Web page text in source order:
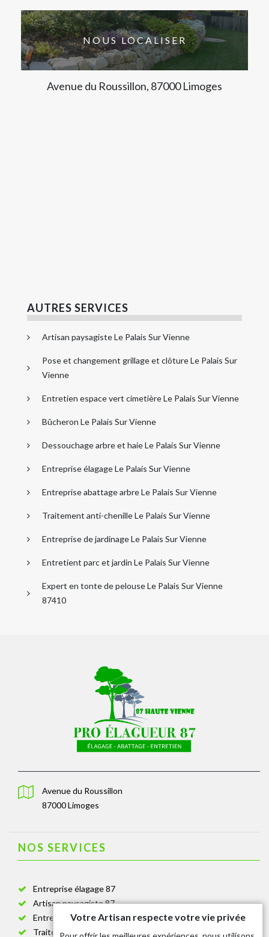
NOUS LOCALISER
Avenue du Roussillon, 87000 Limoges
AUTRES SERVICES
Artisan paysagiste Le Palais Sur Vienne
Pose et changement grillage et clôture Le Palais Sur
Vienne
Entretien espace vert cimetière Le Palais Sur Vienne
Bûcheron Le Palais Sur Vienne
Dessouchage arbre et haie Le Palais Sur Vienne
Entreprise élagage Le Palais Sur Vienne
Entreprise abattage arbre Le Palais Sur Vienne
Traitement anti-chenille Le Palais Sur Vienne
Entreprise de jardinage Le Palais Sur Vienne
Entretient parc et jardin Le Palais Sur Vienne
Expert en tonte de pelouse Le Palais Sur Vienne
87410
Avenue du Roussillon
87000 Limoges
NOS SERVICES
Entreprise élagage 87
Artisan paysagiste 87
Entreprise de jardinage 87
Traitement anti-chenille 87
Votre Artisan respecte votre vie privée